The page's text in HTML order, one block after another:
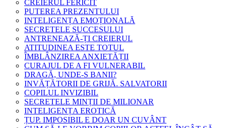
CREIERUL FERICIT
PUTEREA PREZENTULUI
INTELIGENȚA EMOȚIONALĂ
SECRETELE SUCCESULUI
ANTRENEAZĂ-ȚI CREIERUL
ATITUDINEA ESTE TOTUL
ÎMBLÂNZIREA ANXIETĂȚII
CURAJUL DE A FI VULNERABIL
DRAGĂ, UNDE-S BANII?
INVĂȚĂTORII DE GRIJĂ. SALVATORII
COPILUL INVIZIBIL
SECRETELE MINȚII DE MILIONAR
INTELIGENȚA EROTICĂ
ȚUP. IMPOSIBIL E DOAR UN CUVÂNT